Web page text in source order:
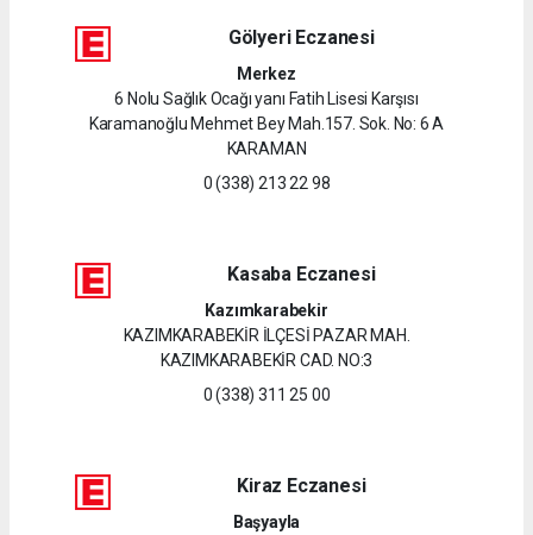
Gölyeri Eczanesi
Merkez
6 Nolu Sağlık Ocağı yanı Fatih Lisesi Karşısı
Karamanoğlu Mehmet Bey Mah.157. Sok. No: 6 A
KARAMAN
0 (338) 213 22 98
Kasaba Eczanesi
Kazımkarabekir
KAZIMKARABEKİR İLÇESİ PAZAR MAH.
KAZIMKARABEKİR CAD. NO:3
0 (338) 311 25 00
Kiraz Eczanesi
Başyayla